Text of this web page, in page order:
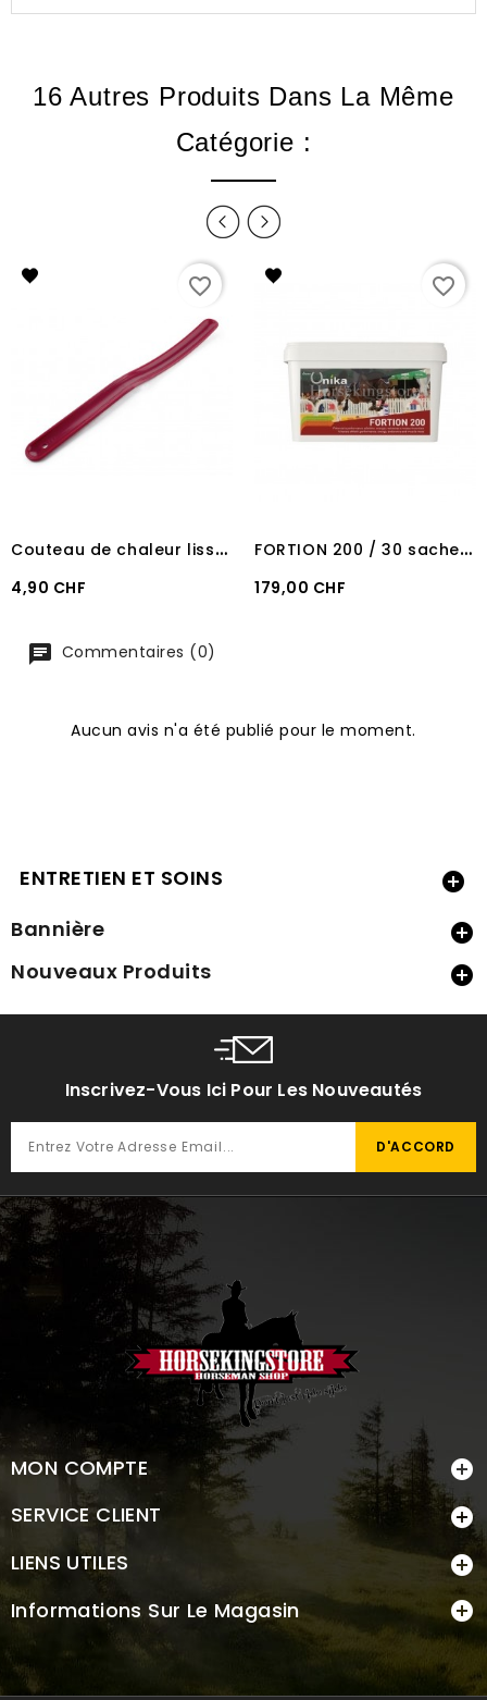
16 Autres Produits Dans La Même
Catégorie :
favorite_border
C
outeau de chaleur lisse en plastique
Prix
4,90 CHF
favorite_border
F
ORTION 200 / 30 sachets de 220 GR UNIKA
Prix
179,00 CHF
Commentaires (0)
Aucun avis n'a été publié pour le moment.
ENTRETIEN ET SOINS 
Bannière 
Nouveaux Produits 
Inscrivez-Vous Ici Pour Les Nouveautés
MON COMPTE 
SERVICE CLIENT 
LIENS UTILES 
Informations Sur Le Magasin 